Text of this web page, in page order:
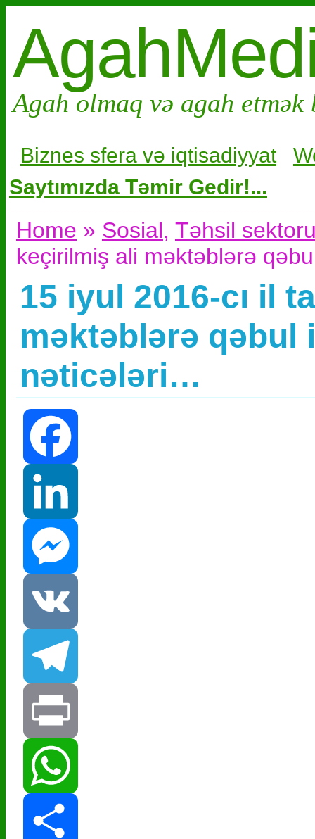
Agah olmaq və agah
Biznes sfera və iqtisadiyyat
Saytımızda Təmir Gedir!...
Home » Sosial, Təhsil
keçirilmiş ali məktəblərə
15 iyul 2016-cı il
məktəblərə qəbul
nəticələri…
Facebook
LinkedIn
Messenger
VK
Telegram
Print
WhatsApp